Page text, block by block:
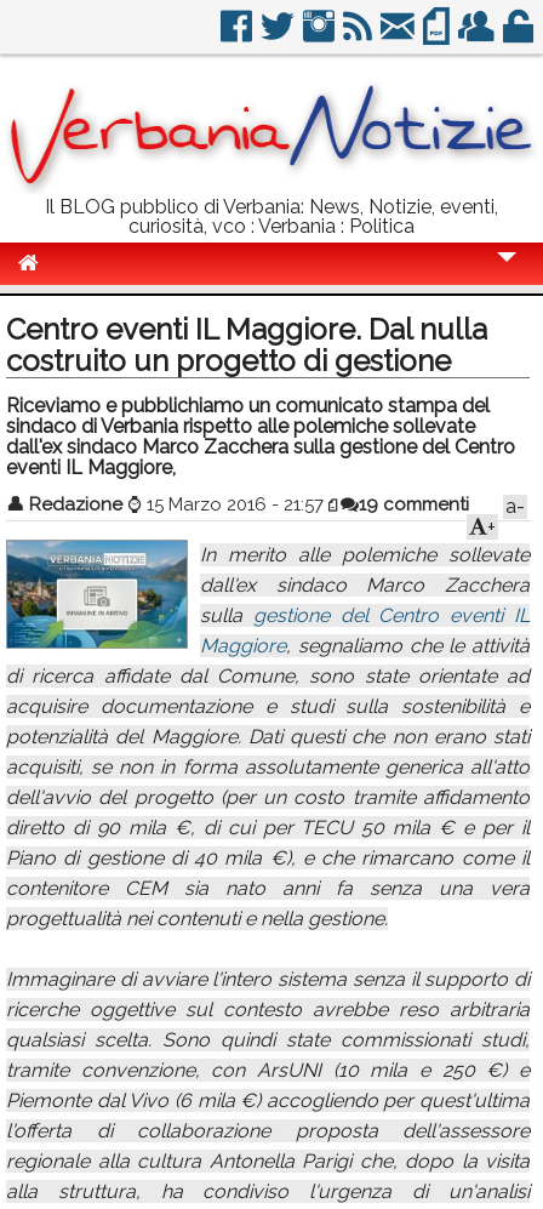
Il BLOG pubblico di Verbania: News, Notizie, eventi,
curiosità, vco : Verbania : Politica
Politica
Sport
Eventi
Calendario
Annunci
Centro eventi IL Maggiore. Dal nulla
costruito un progetto di gestione
Riceviamo e pubblichiamo un comunicato stampa del
sindaco di Verbania rispetto alle polemiche sollevate
dall'ex sindaco Marco Zacchera sulla gestione del Centro
eventi IL Maggiore,
👤 Redazione ⌚ 15 Marzo 2016 - 21:57 19 commenti
a-
+
In merito alle polemiche sollevate
dall'ex sindaco Marco Zacchera
sulla gestione del Centro eventi IL
Maggiore, segnaliamo che le attività
di ricerca affidate dal Comune, sono state orientate ad
acquisire documentazione e studi sulla sostenibilità e
potenzialità del Maggiore. Dati questi che non erano stati
acquisiti, se non in forma assolutamente generica all'atto
dell'avvio del progetto (per un costo tramite affidamento
diretto di 90 mila €, di cui per TECU 50 mila € e per il
Piano di gestione di 40 mila €), e che rimarcano come il
contenitore CEM sia nato anni fa senza una vera
progettualità nei contenuti e nella gestione.
Immaginare di avviare l'intero sistema senza il supporto di
ricerche oggettive sul contesto avrebbe reso arbitraria
qualsiasi scelta. Sono quindi state commissionati studi,
tramite convenzione, con ArsUNI (10 mila e 250 €) e
Piemonte dal Vivo (6 mila €) accogliendo per quest'ultima
l'offerta di collaborazione proposta dell'assessore
regionale alla cultura Antonella Parigi che, dopo la visita
alla struttura, ha condiviso l'urgenza di un'analisi